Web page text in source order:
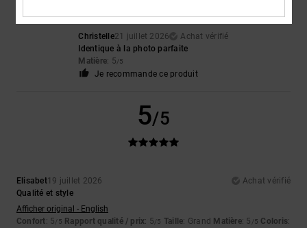
Christelle21 juillet 2026
Achat vérifié
Identique à la photo parfaite
Matière: 5/5
Je recommande ce produit
5/5
Elisabet19 juillet 2026
Achat vérifié
Qualité et style
Afficher original - English
Confort: 5/5 Rapport qualité / prix: 5/5 Taille: Grand Matière: 5 /5 Coloris: